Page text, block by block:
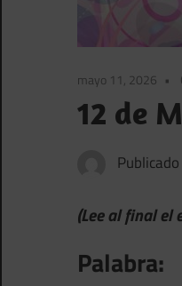
mayo 11, 2026
12 de
(Lee al final el
Palabra: